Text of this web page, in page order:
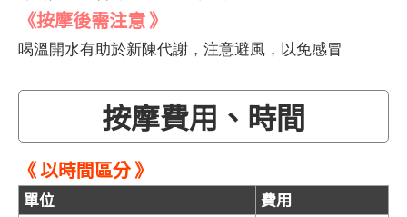
《按摩後需注意 》
喝溫開水有助於新陳代謝，注意避風，以免感冒
按摩費用、時間
《 以時間區分 》
單位 費用